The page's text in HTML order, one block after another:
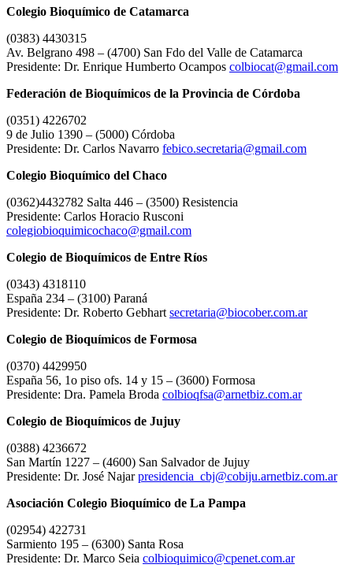
Colegio Bioquímico de Catamarca
(0383) 4430315
Av. Belgrano 498 – (4700) San Fdo del Valle de Catamarca
Presidente: Dr. Enrique Humberto Ocampos colbiocat@gmail.com
Federación de Bioquímicos de la Provincia de Córdoba
(0351) 4226702
9 de Julio 1390 – (5000) Córdoba
Presidente: Dr. Carlos Navarro febico.secretaria@gmail.com
Colegio Bioquímico del Chaco
(0362)4432782 Salta 446 – (3500) Resistencia
Presidente: Carlos Horacio Rusconi
colegiobioquimicochaco@gmail.com
Colegio de Bioquímicos de Entre Ríos
(0343) 4318110
España 234 – (3100) Paraná
Presidente: Dr. Roberto Gebhart secretaria@biocober.com.ar
Colegio de Bioquímicos de Formosa
(0370) 4429950
España 56, 1o piso ofs. 14 y 15 – (3600) Formosa
Presidente: Dra. Pamela Broda colbioqfsa@arnetbiz.com.ar
Colegio de Bioquímicos de Jujuy
(0388) 4236672
San Martín 1227 – (4600) San Salvador de Jujuy
Presidente: Dr. José Najarpresidencia_cbj@cobiju.arnetbiz.com.ar
Asociación Colegio Bioquímico de La Pampa
(02954) 422731
Sarmiento 195 – (6300) Santa Rosa
Presidente: Dr. Marco Seia colbioquimico@cpenet.com.ar